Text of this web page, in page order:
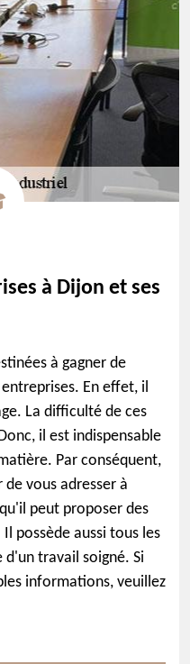
à Dijon et ses
à gagner de
En effet, il
La difficulté de ces
il est indispensable
Par conséquent,
vous adresser à
peut proposer des
possède aussi tous les
travail soigné. Si
informations, veuillez